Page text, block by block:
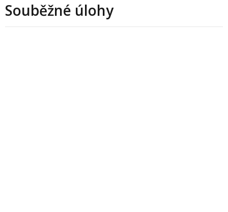
Souběžné úlohy